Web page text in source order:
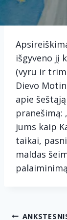
išgyveno jį
(vyru ir
Dievo
apie
pranešimą:
jums kaip
taikai,
maldas